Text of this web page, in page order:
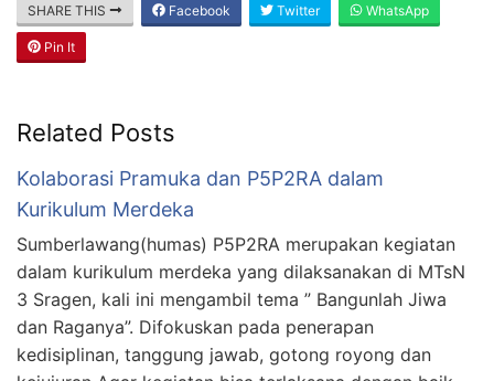
SHARE THIS Facebook Twitter WhatsApp
Pin It
Related Posts
Kolaborasi Pramuka dan P5P2RA dalam
Kurikulum Merdeka
Sumberlawang(humas) P5P2RA merupakan kegiatan
dalam kurikulum merdeka yang dilaksanakan di MTsN
3 Sragen, kali ini mengambil tema ” Bangunlah Jiwa
dan Raganya”. Difokuskan pada penerapan
kedisiplinan, tanggung jawab, gotong royong dan